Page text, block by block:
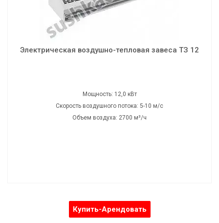
Электрическая воздушно-тепловая завеса ТЗ 12
Мощность: 12,0 кВт
Скорость воздушного потока: 5-10 м/с
Объем воздуха: 2700 м³/ч
Скорость воздушного потока: 5-10 м/с
Объем воздуха: 2700 м³/ч
Шумность: 60 дБ
Купить-Арендовать